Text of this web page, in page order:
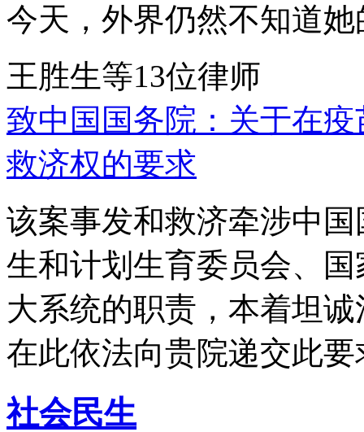
今天，外界仍然不知道
王胜生等13位律师
致中国国务院：关于在
救济权的要求
该案事发和救济牵涉中
生和计划生育委员会、
大系统的职责，本着坦
在此依法向贵院递交此要
社会民生